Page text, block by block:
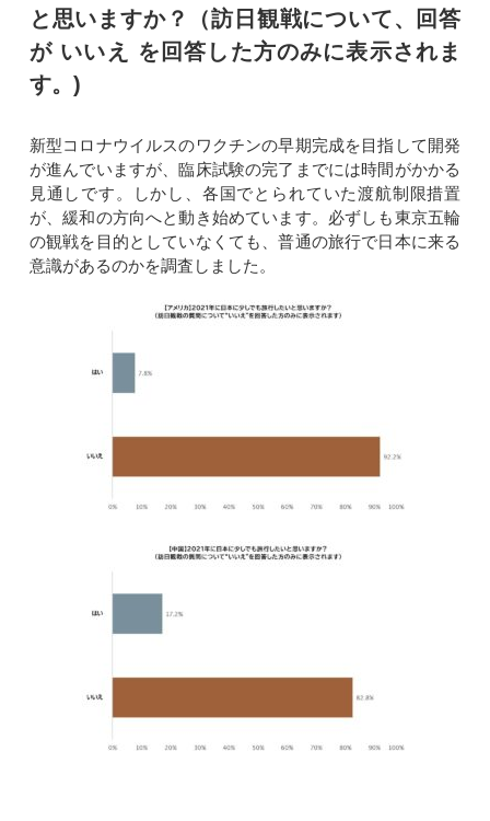
と思いますか？（訪日観戦について、回答
が いいえ を回答した方のみに表示されま
す。)
新型コロナウイルスのワクチンの早期完成を目指して開発
が進んでいますが、臨床試験の完了までには時間がかかる
見通しです。しかし、各国でとられていた渡航制限措置
が、緩和の方向へと動き始めています。必ずしも東京五輪
の観戦を目的としていなくても、普通の旅行で日本に来る
意識があるのかを調査しました。